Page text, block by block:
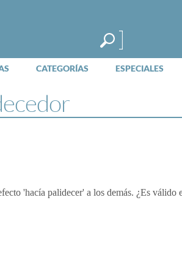
CATEGORÍAS ESPECIALES
'hacía palidecer' a los demás. ¿Es válido